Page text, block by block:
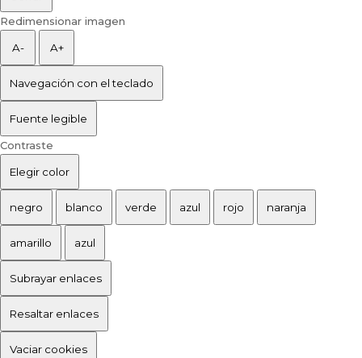
Redimensionar imagen
A- A+
Navegación con el teclado
Fuente legible
Contraste
Elegir color
negro blanco verde azul rojo naranja
amarillo azul
Subrayar enlaces
Resaltar enlaces
Vaciar cookies